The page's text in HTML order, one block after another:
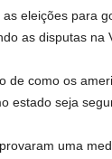
eleições para
as disputas na
de como os
estado seja
uma